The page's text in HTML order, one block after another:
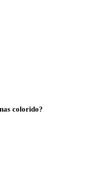
colorido?